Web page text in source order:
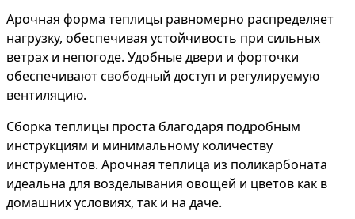
Арочная форма теплицы равномерно распределяет
нагрузку, обеспечивая устойчивость при сильных
ветрах и непогоде. Удобные двери и форточки
обеспечивают свободный доступ и регулируемую
вентиляцию.
Сборка теплицы проста благодаря подробным
инструкциям и минимальному количеству
инструментов. Арочная теплица из поликарбоната
идеальна для возделывания овощей и цветов как в
домашних условиях, так и на даче.